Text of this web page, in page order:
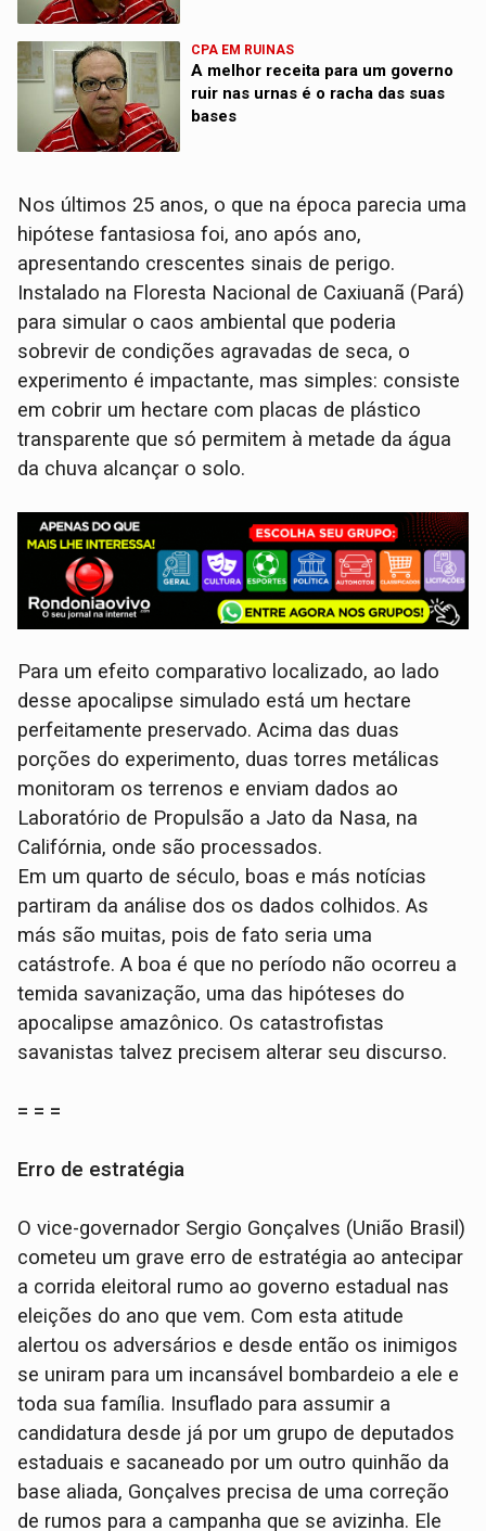
CPA EM RUINAS
A melhor receita para um governo
ruir nas urnas é o racha das suas
bases
Nos últimos 25 anos, o que na época parecia uma
hipótese fantasiosa foi, ano após ano,
apresentando crescentes sinais de perigo.
Instalado na Floresta Nacional de Caxiuanã (Pará)
para simular o caos ambiental que poderia
sobrevir de condições agravadas de seca, o
experimento é impactante, mas simples: consiste
em cobrir um hectare com placas de plástico
transparente que só permitem à metade da água
da chuva alcançar o solo.
Para um efeito comparativo localizado, ao lado
desse apocalipse simulado está um hectare
perfeitamente preservado. Acima das duas
porções do experimento, duas torres metálicas
monitoram os terrenos e enviam dados ao
Laboratório de Propulsão a Jato da Nasa, na
Califórnia, onde são processados.
Em um quarto de século, boas e más notícias
partiram da análise dos os dados colhidos. As
más são muitas, pois de fato seria uma
catástrofe. A boa é que no período não ocorreu a
temida savanização, uma das hipóteses do
apocalipse amazônico. Os catastrofistas
savanistas talvez precisem alterar seu discurso.
= = =
Erro de estratégia
O vice-governador Sergio Gonçalves (União Brasil)
cometeu um grave erro de estratégia ao antecipar
a corrida eleitoral rumo ao governo estadual nas
eleições do ano que vem. Com esta atitude
alertou os adversários e desde então os inimigos
se uniram para um incansável bombardeio a ele e
toda sua família. Insuflado para assumir a
candidatura desde já por um grupo de deputados
estaduais e sacaneado por um outro quinhão da
base aliada, Gonçalves precisa de uma correção
de rumos para a campanha que se avizinha. Ele